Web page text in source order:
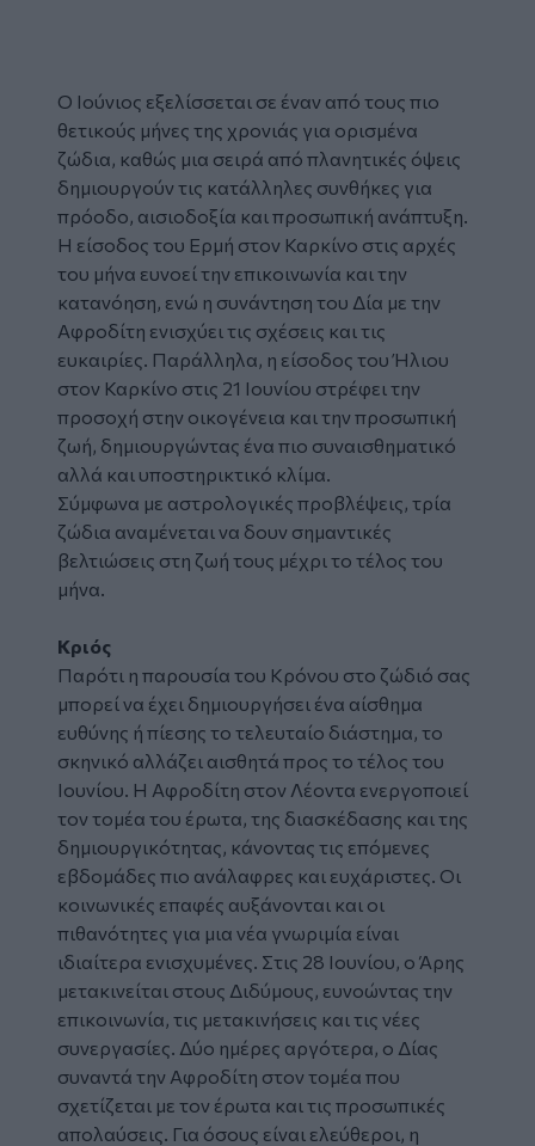
Ο Ιούνιος εξελίσσεται σε έναν από τους πιο
θετικούς μήνες της χρονιάς για ορισμένα
ζώδια, καθώς μια σειρά από πλανητικές όψεις
δημιουργούν τις κατάλληλες συνθήκες για
πρόοδο, αισιοδοξία και προσωπική ανάπτυξη.
Η είσοδος του Ερμή στον Καρκίνο στις αρχές
του μήνα ευνοεί την επικοινωνία και την
κατανόηση, ενώ η συνάντηση του Δία με την
Αφροδίτη ενισχύει τις σχέσεις και τις
ευκαιρίες. Παράλληλα, η είσοδος του Ήλιου
στον Καρκίνο στις 21 Ιουνίου στρέφει την
προσοχή στην οικογένεια και την προσωπική
ζωή, δημιουργώντας ένα πιο συναισθηματικό
αλλά και υποστηρικτικό κλίμα.
Σύμφωνα με αστρολογικές προβλέψεις, τρία
ζώδια αναμένεται να δουν σημαντικές
βελτιώσεις στη ζωή τους μέχρι το τέλος του
μήνα.
Κριός
Παρότι η παρουσία του Κρόνου στο ζώδιό σας
μπορεί να έχει δημιουργήσει ένα αίσθημα
ευθύνης ή πίεσης το τελευταίο διάστημα, το
σκηνικό αλλάζει αισθητά προς το τέλος του
Ιουνίου. Η Αφροδίτη στον Λέοντα ενεργοποιεί
τον τομέα του έρωτα, της διασκέδασης και της
δημιουργικότητας, κάνοντας τις επόμενες
εβδομάδες πιο ανάλαφρες και ευχάριστες. Οι
κοινωνικές επαφές αυξάνονται και οι
πιθανότητες για μια νέα γνωριμία είναι
ιδιαίτερα ενισχυμένες. Στις 28 Ιουνίου, ο Άρης
μετακινείται στους Διδύμους, ευνοώντας την
επικοινωνία, τις μετακινήσεις και τις νέες
συνεργασίες. Δύο ημέρες αργότερα, ο Δίας
συναντά την Αφροδίτη στον τομέα που
σχετίζεται με τον έρωτα και τις προσωπικές
απολαύσεις. Για όσους είναι ελεύθεροι, η